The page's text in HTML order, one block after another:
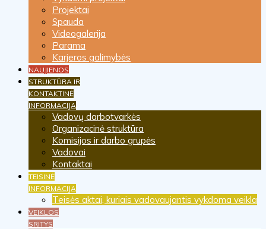
Projektai
Spauda
Videogalerija
Parama
Karjeros galimybės
NAUJIENOS
STRUKTŪRA IR
KONTAKTINĖ
INFORMACIJA
Vadovų darbotvarkės
Organizacinė struktūra
Komisijos ir darbo grupės
Vadovai
Kontaktai
TEISINĖ
INFORMACIJA
Teisės aktai, kuriais vadovaujantis vykdoma veikla
VEIKLOS
SRITYS